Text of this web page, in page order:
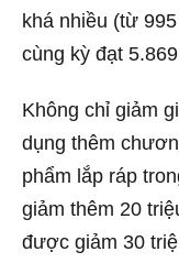
khá nhiều (từ
cùng kỳ đạt
Không chỉ giảm
dụng thêm
phẩm lắp ráp
giảm thêm 20
được giảm 30